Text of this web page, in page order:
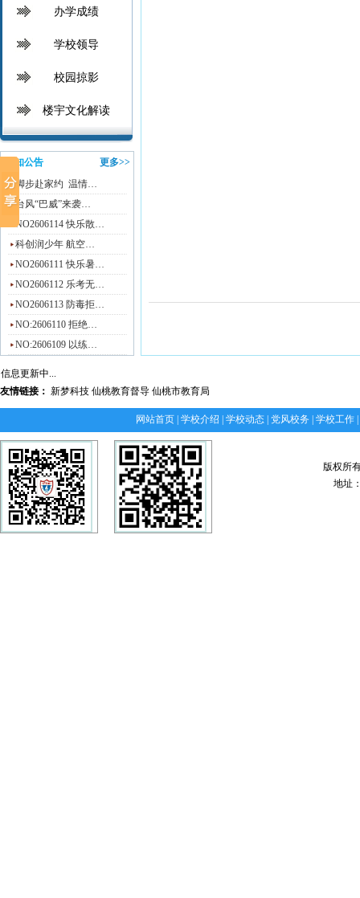
办学成绩
学校领导
校园掠影
楼宇文化解读
通知公告
更多>>
脚步赴家约 温情…
台风“巴威”来袭…
NO2606114 快乐散…
科创润少年 航空…
NO2606111 快乐暑…
NO2606112 乐考无…
NO2606113 防毒拒…
NO:2606110 拒绝…
NO:2606109 以练…
信息更新中...
友情链接： 新梦科技 仙桃教育督导 仙桃市教育局
网站首页 |学校介绍 |学校动态 党风校务 |学校工作
版权所
地址